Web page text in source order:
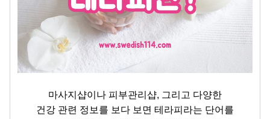
마사지샵이나 피부관리샵, 그리고 다양한
건강 관련 정보를 보다 보면 테라피라는 단어를